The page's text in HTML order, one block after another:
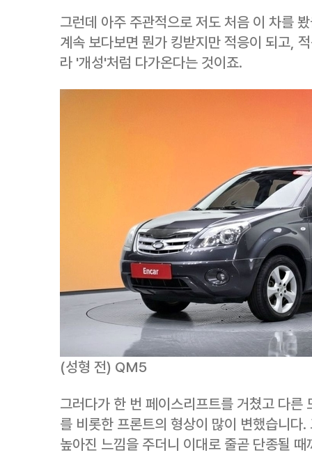
그런데 아주 주관적으로 저도 처음 이 차를
계속 보다보면 뭔가 킹받지만 적응이 되고,
라 '개성'처럼 다가온다는 것이죠.
(성형 전) QM5
그러다가 한 번 페이스리프트를 거쳤고 다른
를 비롯한 프론트의 형상이 많이 변했습니다
높아진 느낌을 주더니 이대로 줄곧 단종될